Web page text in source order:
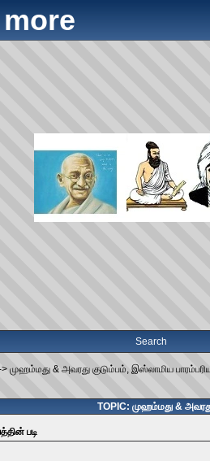
Search
> முஹம்மது & அவரது குடும்பம், இஸ்லாமிய
TOPIC: முஹம்மது &
படி